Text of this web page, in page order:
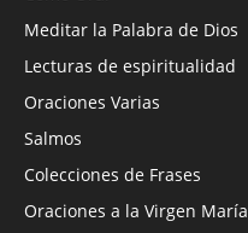
Meditar la Palabra de Dios
Lecturas de espiritualidad
Oraciones Varias
Salmos
Colecciones de Frases
Oraciones a la Virgen María